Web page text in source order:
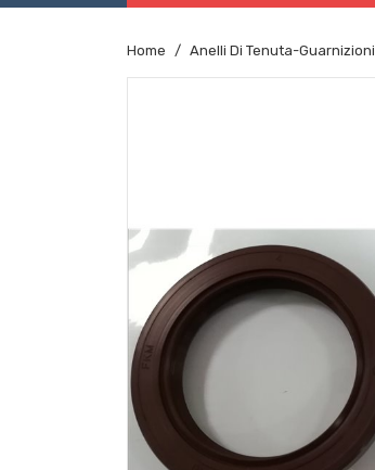
Home Anelli Di Tenuta-Guarnizioni